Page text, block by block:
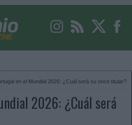
en el Mundial 2026: ¿Cuál será su once titular?
2026: ¿Cuál será